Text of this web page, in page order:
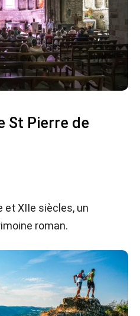
St Pierre de
et XIIe siècles, un
roman.